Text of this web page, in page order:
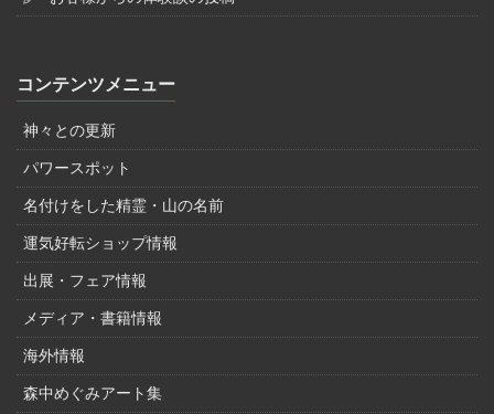
コンテンツメニュー
神々との更新
パワースポット
名付けをした精霊・山の名前
運気好転ショップ情報
出展・フェア情報
メディア・書籍情報
海外情報
森中めぐみアート集